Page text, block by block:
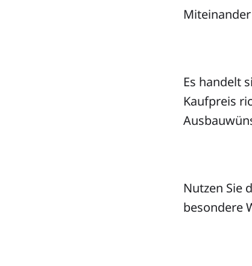
Es handelt
Kaufpreis
Nutzen Sie
besondere